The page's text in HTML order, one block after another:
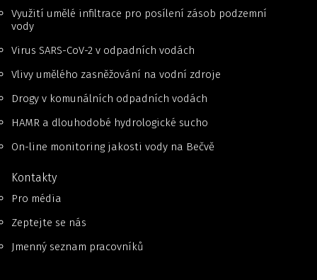
Využití umělé infiltrace pro posílení zásob podzemní
vody
Virus SARS-CoV-2 v odpadních vodách
Vlivy umělého zasněžování na vodní zdroje
Drogy v komunálních odpadních vodách
HAMR a dlouhodobé hydrologické sucho
On-line monitoring jakosti vody na Bečvě
Kontakty
Pro média
Zeptejte se nás
Jmenný seznam pracovníků